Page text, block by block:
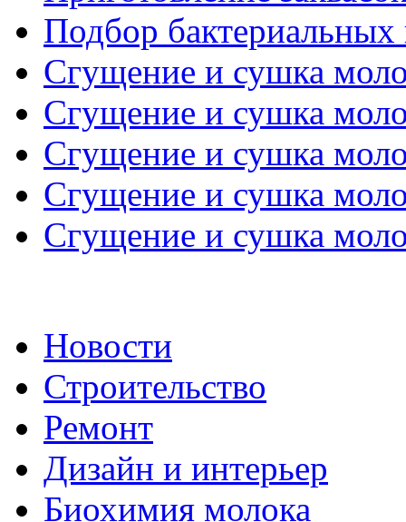
Подбор бактериальных
Сгущение и сушка
Сгущение и сушка
Сгущение и сушка
Сгущение и сушка
Сгущение и сушка
Новости
Строительство
Ремонт
Дизайн и интерьер
Биохимия молока